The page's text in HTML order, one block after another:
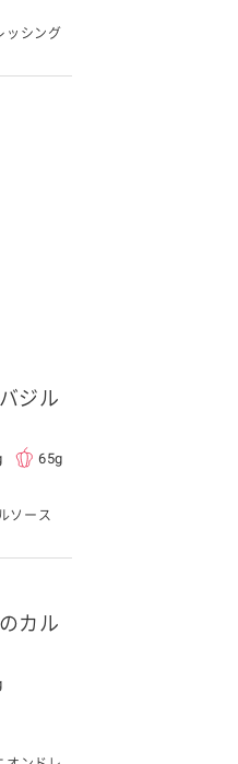
ッシング
ジル
65g
ソース
カル